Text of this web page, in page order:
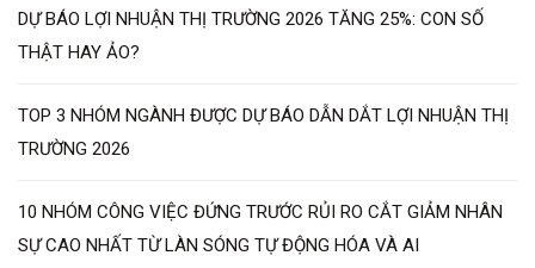
DỰ BÁO LỢI NHUẬN THỊ TRƯỜNG 2026 TĂNG 25%: CON SỐ
THẬT HAY ẢO?
TOP 3 NHÓM NGÀNH ĐƯỢC DỰ BÁO DẪN DẮT LỢI NHUẬN THỊ
TRƯỜNG 2026
10 NHÓM CÔNG VIỆC ĐỨNG TRƯỚC RỦI RO CẮT GIẢM NHÂN
SỰ CAO NHẤT TỪ LÀN SÓNG TỰ ĐỘNG HÓA VÀ AI